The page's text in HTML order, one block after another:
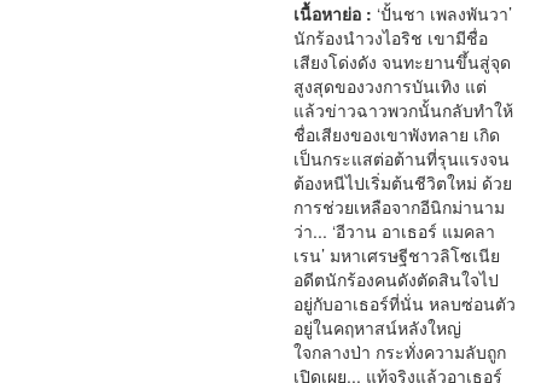
เนื้อหาย่อ : ‘ปั้นชา เพลงพันวา’
นักร้องนำวงไอริช เขามีชื่อ
เสียงโด่งดัง จนทะยานขึ้นสู่จุด
สูงสุดของวงการบันเทิง แต่
แล้วข่าวฉาวพวกนั้นกลับทำให้
ชื่อเสียงของเขาพังทลาย เกิด
เป็นกระแสต่อต้านที่รุนแรงจน
ต้องหนีไปเริ่มต้นชีวิตใหม่ ด้วย
การช่วยเหลือจากอีนิกม่านาม
ว่า... ‘อีวาน อาเธอร์ แมคลา
เรน’ มหาเศรษฐีชาวลิโซเนีย
อดีตนักร้องคนดังตัดสินใจไป
อยู่กับอาเธอร์ที่นั่น หลบซ่อนตัว
อยู่ในคฤหาสน์หลังใหญ่
ใจกลางป่า กระทั่งความลับถูก
เปิดเผย... แท้จริงแล้วอาเธอร์